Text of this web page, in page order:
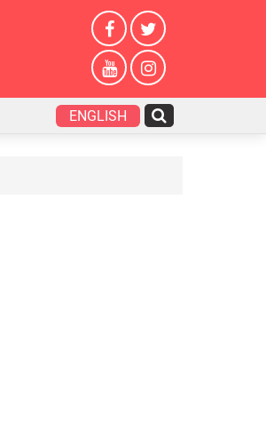
ENGLISH